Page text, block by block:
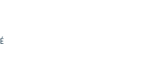
salon et salle à manger
plancha à gaz…,
Indépendant,